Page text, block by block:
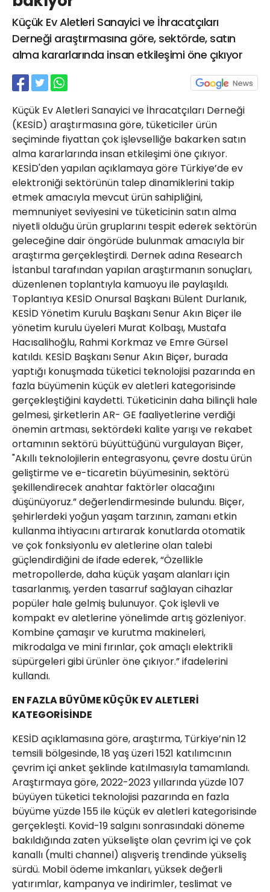
Küçük Ev Aletleri Sanayici ve İhracatçıları
Derneği araştırmasına göre, sektörde, satın
alma kararlarında insan etkileşimi öne çıkıyor
Küçük Ev Aletleri Sanayici ve İhracatçıları Derneği
(KESİD) araştırmasına göre, tüketiciler ürün
seçiminde fiyattan çok işlevselliğe bakarken satın
alma kararlarında insan etkileşimi öne çıkıyor.
KESİD'den yapılan açıklamaya göre Türkiye’de ev
elektroniği sektörünün talep dinamiklerini takip
etmek amacıyla mevcut ürün sahipliğini,
memnuniyet seviyesini ve tüketicinin satın alma
niyetli olduğu ürün gruplarını tespit ederek sektörün
geleceğine dair öngörüde bulunmak amacıyla bir
araştırma gerçekleştirdi. Dernek adına Research
İstanbul tarafından yapılan araştırmanın sonuçları,
düzenlenen toplantıyla kamuoyu ile paylaşıldı.
Toplantıya KESİD Onursal Başkanı Bülent Durlanık,
KESİD Yönetim Kurulu Başkanı Senur Akın Biçer ile
yönetim kurulu üyeleri Murat Kolbaşı, Mustafa
Hacısalihoğlu, Rahmi Korkmaz ve Emre Gürsel
katıldı. KESİD Başkanı Senur Akın Biçer, burada
yaptığı konuşmada tüketici teknolojisi pazarında en
fazla büyümenin küçük ev aletleri kategorisinde
gerçekleştiğini kaydetti. Tüketicinin daha bilinçli hale
gelmesi, şirketlerin AR- GE faaliyetlerine verdiği
önemin artması, sektördeki kalite yarışı ve rekabet
ortamının sektörü büyüttüğünü vurgulayan Biçer,
"Akıllı teknolojilerin entegrasyonu, çevre dostu ürün
geliştirme ve e-ticaretin büyümesinin, sektörü
şekillendirecek anahtar faktörler olacağını
düşünüyoruz.” değerlendirmesinde bulundu. Biçer,
şehirlerdeki yoğun yaşam tarzının, zamanı etkin
kullanma ihtiyacını artırarak konutlarda otomatik
ve çok fonksiyonlu ev aletlerine olan talebi
güçlendirdiğini de ifade ederek, “Özellikle
metropollerde, daha küçük yaşam alanları için
tasarlanmış, yerden tasarruf sağlayan cihazlar
popüler hale gelmiş bulunuyor. Çok işlevli ve
kompakt ev aletlerine yönelimde artış gözleniyor.
Kombine çamaşır ve kurutma makineleri,
mikrodalga ve mini fırınlar, çok amaçlı elektrikli
süpürgeleri gibi ürünler öne çıkıyor.” ifadelerini
kullandı.
EN FAZLA BÜYÜME KÜÇÜK EV ALETLERİ
KATEGORİSİNDE
KESİD açıklamasına göre, araştırma, Türkiye’nin 12
temsili bölgesinde, 18 yaş üzeri 1521 katılımcının
çevrim içi anket şeklinde katılmasıyla tamamlandı.
Araştırmaya göre, 2022-2023 yıllarında yüzde 107
büyüyen tüketici teknolojisi pazarında en fazla
büyüme yüzde 155 ile küçük ev aletleri kategorisinde
gerçekleşti. Kovid-19 salgını sonrasındaki döneme
bakıldığında zaten yükselişte olan çevrim içi ve çok
kanallı (multi channel) alışveriş trendinde yükseliş
sürdü. Mobil ödeme imkanları, yüksek değerli
yatırımlar, kampanya ve indirimler, teslimat ve
02624132333
haber@golcukpostasi.com